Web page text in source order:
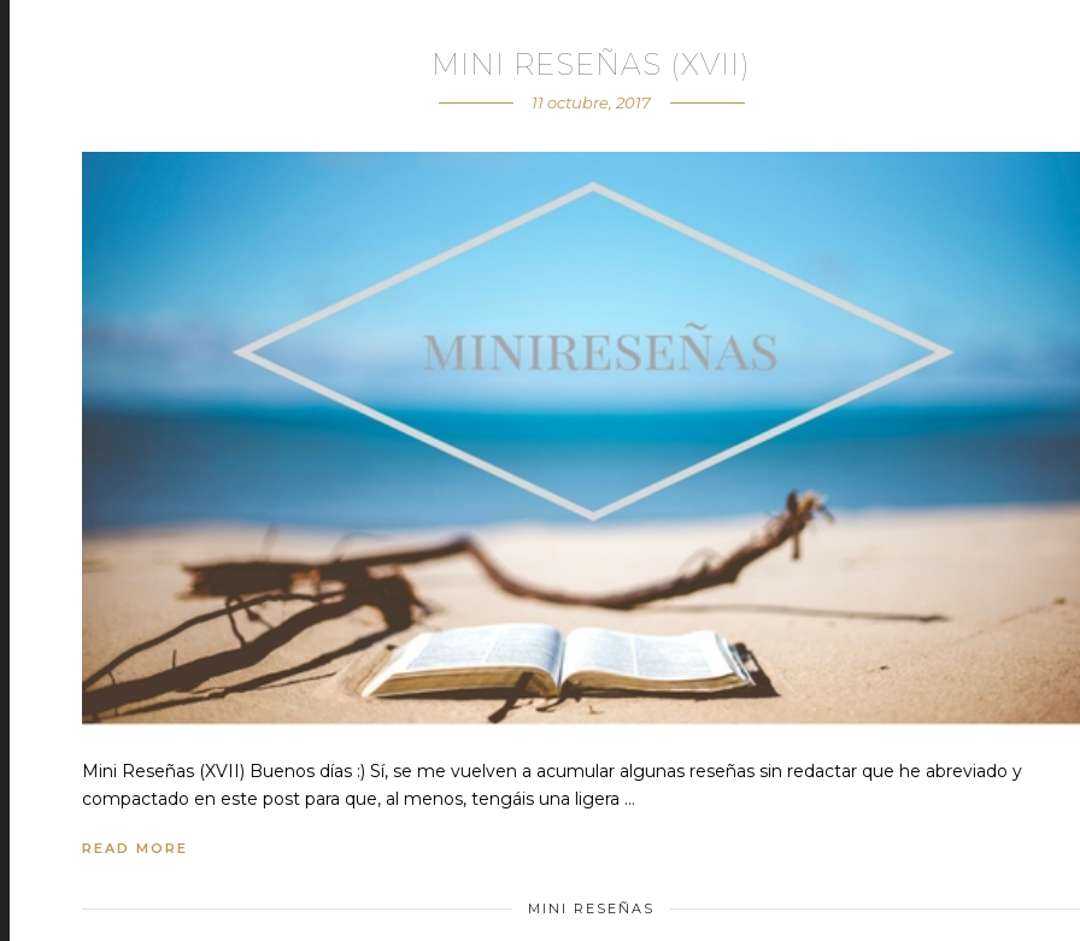
MINI RESEÑAS (XVII)
11 octubre, 2017
Mini Reseñas (XVII) Buenos días :) Sí, se me vuelven a acumular algunas reseñas sin redactar que he abreviado y
compactado en este post para que, al menos, tengáis una ligera …
READ MORE
MINI RESEÑAS